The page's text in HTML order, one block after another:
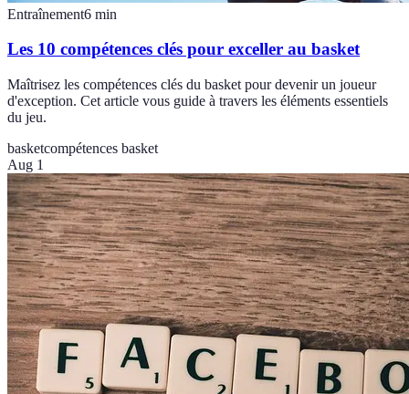
Entraînement6 min
Les 10 compétences clés pour exceller au basket
Maîtrisez les compétences clés du basket pour devenir un joueur
d'exception. Cet article vous guide à travers les éléments essentiels
du jeu.
basketcompétences basket
Aug 1